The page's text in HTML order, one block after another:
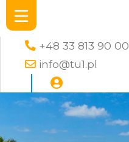
+48 33 813 90 00
info@tu1.pl